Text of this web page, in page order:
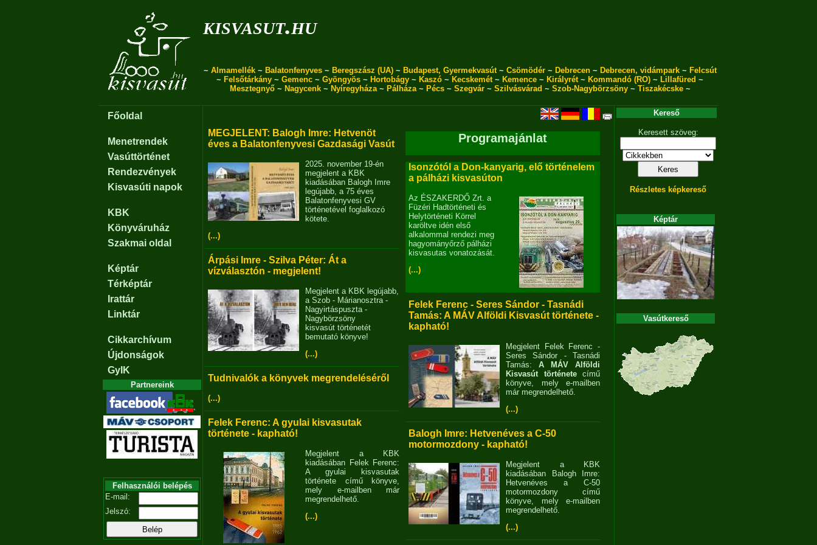
kisvasut.hu
~ Almamellék~ Balatonfenyves~ Beregszász (UA)~ Budapest, Gyermekvasút~ Csömödér~ Debrecen~ Debrecen, vidámpark~ Felcsút
~ Felsőtárkány ~ Gemenc ~ Gyöngyös ~ Hortobágy ~ Kaszó ~ Kecskemét~ Kemence ~ Királyrét~ Kommandó (RO) ~ Lillafüred ~
Mesztegnyő~ Nagycenk~ Nyíregyháza~ Pálháza~ Pécs~ Szegvár~ Szilvásvárad ~ Szob-Nagybörzsöny~ Tiszakécske~
Főoldal
Menetrendek
Vasúttörténet
Rendezvények
Kisvasúti napok
KBK
Könyváruház
Szakmai oldal
Képtár
Térképtár
Irattár
Linktár
Cikkarchívum
Újdonságok
GyIK
Partnereink
Felhasználói belépés
E-mail:
Jelszó:
MEGJELENT: Balogh Imre: Hetvenöt
éves a Balatonfenyvesi Gazdasági Vasút
2025. november 19-én
megjelent a KBK
kiadásában Balogh Imre
legújabb, a 75 éves
Balatonfenyvesi GV
történetével foglalkozó
kötete.
(...)
Árpási Imre - Szilva Péter: Át a
vízválasztón - megjelent!
Megjelent a KBK legújabb,
a Szob - Márianosztra -
Nagyirtáspuszta -
Nagybörzsöny
kisvasút történetét
bemutató könyve!
(...)
Tudnivalók a könyvek megrendeléséről
(...)
Felek Ferenc: A gyulai kisvasutak
története - kapható!
Megjelent a KBK
kiadásában Felek Ferenc:
A gyulai kisvasutak
története című könyve,
mely e-mailben már
megrendelhető.
(...)
Programajánlat
Isonzótól a Don-kanyarig, elő történelem
a pálházi kisvasúton
Az ÉSZAKERDŐ Zrt. a
Füzéri Hadtörténeti és
Helytörténeti Körrel
karöltve idén első
alkalommal rendezi meg
hagyományőrző pálházi
kisvasutas vonatozását.
(...)
Felek Ferenc - Seres Sándor - Tasnádi
Tamás: A MÁV Alföldi Kisvasút története -
kapható!
Megjelent Felek Ferenc -
Seres Sándor - Tasnádi
Tamás: A MÁV Alföldi
Kisvasút története című
könyve, mely e-mailben
már megrendelhető.
(...)
Balogh Imre: Hetvenéves a C-50
motormozdony - kapható!
Megjelent a KBK
kiadásában Balogh Imre:
Hetvenéves a C-50
motormozdony című
könyve, mely e-mailben
megrendelhető.
(...)
Kereső
Keresett szöveg:
Részletes képkereső
Képtár
Vasútkereső